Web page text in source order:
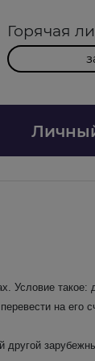
Горячая
Условие такое:
на его
другой